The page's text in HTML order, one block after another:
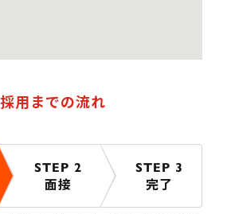
採用までの流れ
STEP 2
面接
STEP 3
完了